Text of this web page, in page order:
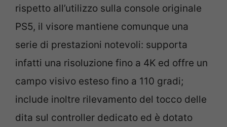
rispetto all’utilizzo sulla console originale
PS5, il visore mantiene comunque una
serie di prestazioni notevoli: supporta
infatti una risoluzione fino a 4K ed offre un
campo visivo esteso fino a 110 gradi;
include inoltre rilevamento del tocco delle
dita sul controller dedicato ed è dotato